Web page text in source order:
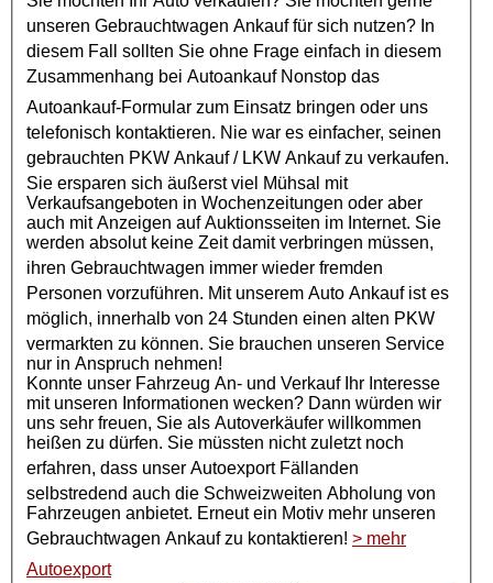
unseren Gebrauchtwagen Ankauffür sich nutzen? In
diesem Fall sollten Sie ohne Frage einfach in diesem
Zusammenhang bei AutoankaufNonstop das
Autoankauf-Formular zum Einsatz bringen oder uns
telefonisch kontaktieren. Nie war es einfacher, seinen
gebrauchten PKW Ankauf/ LKW Ankaufzu verkaufen.
Sie ersparen sich äußerst viel Mühsal mit
Verkaufsangeboten in Wochenzeitungen oder aber
auch mit Anzeigen auf Auktionsseiten im Internet. Sie
werden absolut keine Zeit damit verbringen müssen,
ihren Gebrauchtwagen immer wieder fremden
Personen vorzuführen. Mit unserem Auto Ankauf ist es
möglich, innerhalb von 24 Stunden einen alten PKW
vermarkten zu können. Sie brauchen unseren Service
nur in Anspruch nehmen!
Konnte unser Fahrzeug An- und Verkauf Ihr Interesse
mit unseren Informationen wecken? Dann würden wir
uns sehr freuen, Sie als Autoverkäufer willkommen
heißen zu dürfen. Sie müssten nicht zuletzt noch
erfahren, dass unser AutoexportFällanden
selbstredend auch die Schweizweiten Abholung von
Fahrzeugen anbietet. Erneut ein Motiv mehr unseren
Gebrauchtwagen Ankaufzu kontaktieren! > mehr
Autoexport